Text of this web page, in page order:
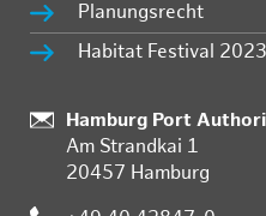
Planungsrecht
Habitat Festival
:
Hamburg Port
Am Strandkai 1
20457 Hamburg